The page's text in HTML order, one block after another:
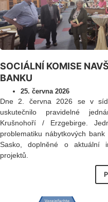
SOCIÁLNÍ KOMISE
BANKU
25. června 2026
Dne 2. června 2026 se v
uskutečnilo pravidelné
Krušnohoří / Erzgebirge.
problematiku nábytkových
Sasko, doplněné o aktuální
projektů.